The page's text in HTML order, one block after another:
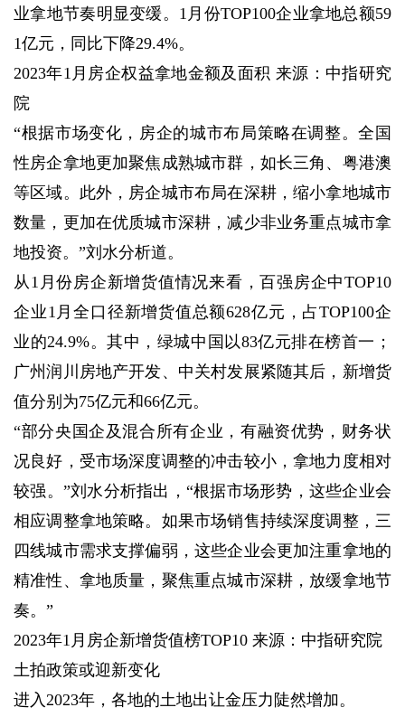
业拿地节奏明显变缓。1月份TOP100企业拿地总额59
1亿元，同比下降29.4%。
2023年1月房企权益拿地金额及面积 来源：中指研究
院
“根据市场变化，房企的城市布局策略在调整。全国
性房企拿地更加聚焦成熟城市群，如长三角、粤港澳
等区域。此外，房企城市布局在深耕，缩小拿地城市
数量，更加在优质城市深耕，减少非业务重点城市拿
地投资。”刘水分析道。
从1月份房企新增货值情况来看，百强房企中TOP10
企业1月全口径新增货值总额628亿元，占TOP100企
业的24.9%。其中，绿城中国以83亿元排在榜首一；
广州润川房地产开发、中关村发展紧随其后，新增货
值分别为75亿元和66亿元。
“部分央国企及混合所有企业，有融资优势，财务状
况良好，受市场深度调整的冲击较小，拿地力度相对
较强。”刘水分析指出，“根据市场形势，这些企业会
相应调整拿地策略。如果市场销售持续深度调整，三
四线城市需求支撑偏弱，这些企业会更加注重拿地的
精准性、拿地质量，聚焦重点城市深耕，放缓拿地节
奏。”
2023年1月房企新增货值榜TOP10 来源：中指研究院
土拍政策或迎新变化
进入2023年，各地的土地出让金压力陡然增加。